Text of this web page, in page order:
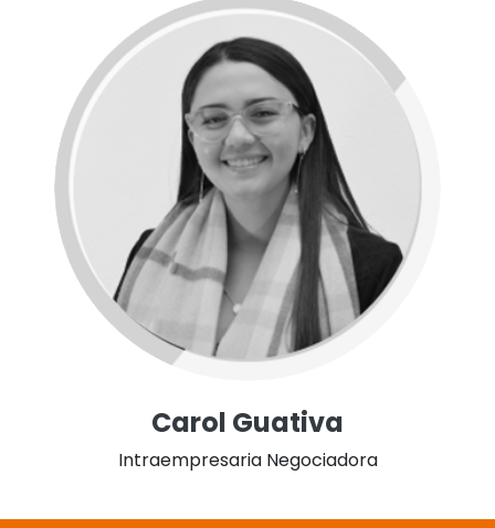
Carol Guativa
Intraempresaria Negociadora